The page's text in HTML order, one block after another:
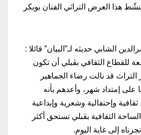
هذا العرض التراثي الفنان بوبكر
الشابي حديثه لـ”البيان” قائلا :
للقطاع الثقافي بڨبلي أن تكون
قد نالت رضاء الجماهير
على إمتداد شهر، وأعدهم بأنه
وإحتفالية وشعرية وإبداعية
الثقافية بڨبلي تستحق أكثر
إلى غاية اليوم.